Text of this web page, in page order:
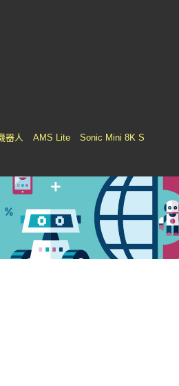
器人 AMS Lite Sonic Mini 8K S